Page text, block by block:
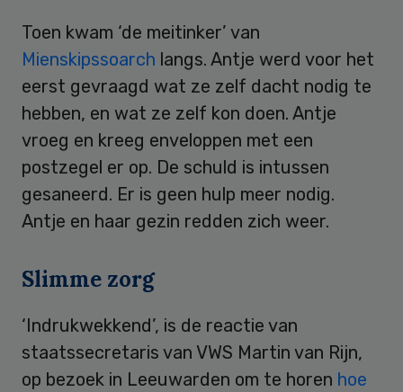
Toen kwam ‘de meitinker’ van
Mienskipssoarch langs. Antje werd voor het
eerst gevraagd wat ze zelf dacht nodig te
hebben, en wat ze zelf kon doen. Antje
vroeg en kreeg enveloppen met een
postzegel er op. De schuld is intussen
gesaneerd. Er is geen hulp meer nodig.
Antje en haar gezin redden zich weer.
Slimme zorg
‘Indrukwekkend’, is de reactie van
staatssecretaris van VWS Martin van Rijn,
op bezoek in Leeuwarden om te horen hoe